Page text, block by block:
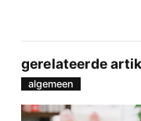
gerelateerde
algemeen